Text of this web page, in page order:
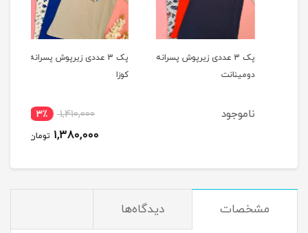
پک 3 عددی زیرپوش پسرانه
دومینانت
ناموجود
پک 3 عددی زیرپوش پسرانه
کوزا
1,410,000 3٪
1,380,000 تومان
مشخصات دیدگاه‌ها